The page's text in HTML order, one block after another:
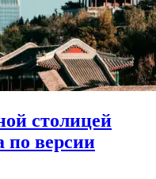
столицей
по версии